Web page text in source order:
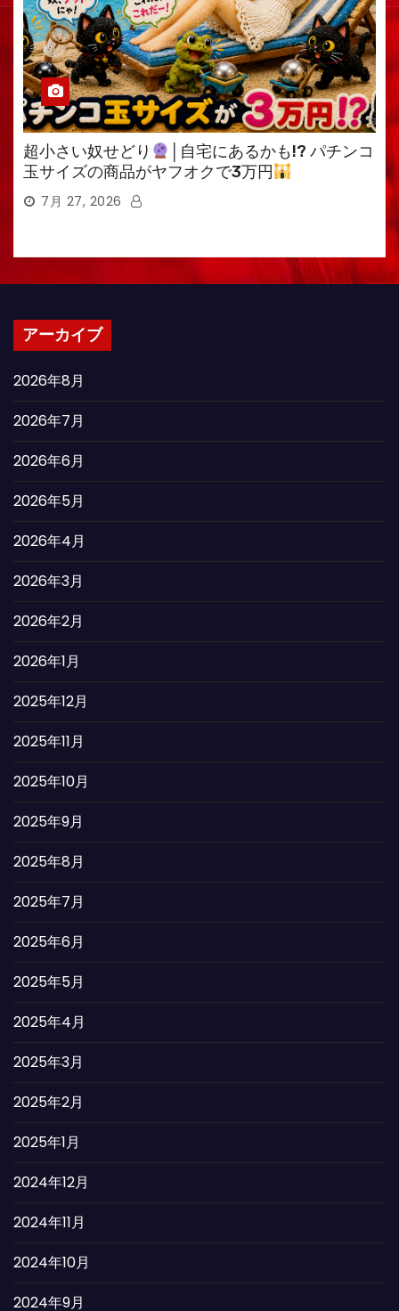
超小さい奴せどり
│自宅にあるかも!? パチンコ
玉サイズの商品がヤフオクで3万円
7月 27, 2026
アーカイブ
2026年8月
2026年7月
2026年6月
2026年5月
2026年4月
2026年3月
2026年2月
2026年1月
2025年12月
2025年11月
2025年10月
2025年9月
2025年8月
2025年7月
2025年6月
2025年5月
2025年4月
2025年3月
2025年2月
2025年1月
2024年12月
2024年11月
2024年10月
2024年9月